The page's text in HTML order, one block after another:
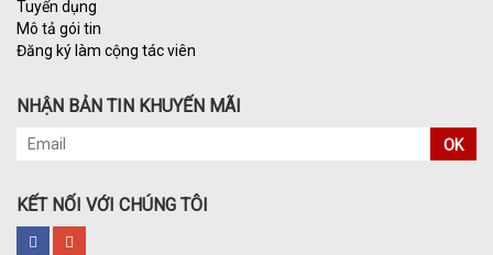
Tuyển dụng
Mô tả gói tin
Đăng ký làm cộng tác viên
NHẬN BẢN TIN KHUYẾN MÃI
OK
KẾT NỐI VỚI CHÚNG TÔI